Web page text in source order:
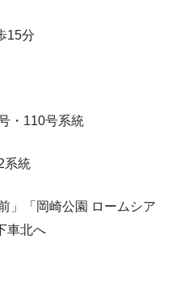
15分
・110号系統
系統
」「岡崎公園 ロームシア
車北へ